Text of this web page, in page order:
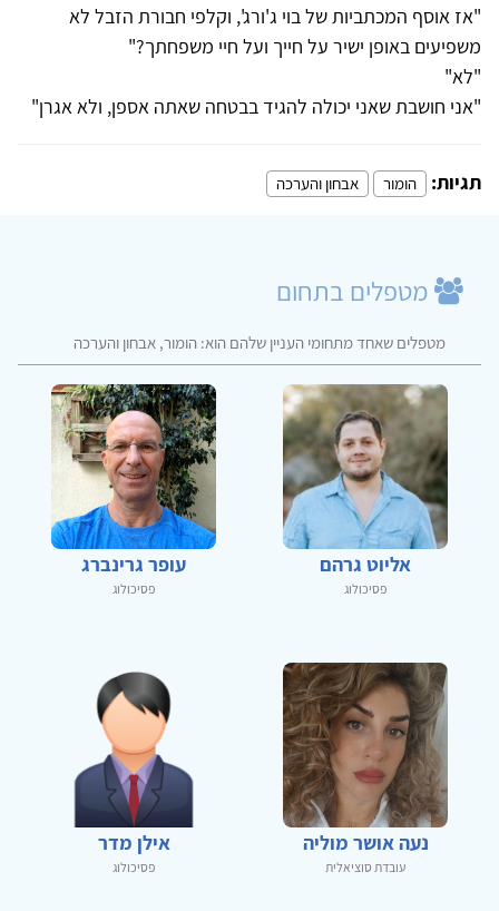
"אז אוסף המכתביות של בוי ג'ורג', וקלפי חבורת הזבל לא
משפיעים באופן ישיר על חייך ועל חיי משפחתך?"
"לא"
"אני חושבת שאני יכולה להגיד בבטחה שאתה אספן, ולא אגרן"
תגיות: הומור אבחון והערכה
מטפלים בתחום
מטפלים שאחד מתחומי העניין שלהם הוא: הומור, אבחון והערכה
אליוט גרהם
פסיכולוג
עופר גרינברג
פסיכולוג
נעה אושר מוליה
עובדת סוציאלית
אילן מדר
פסיכולוג